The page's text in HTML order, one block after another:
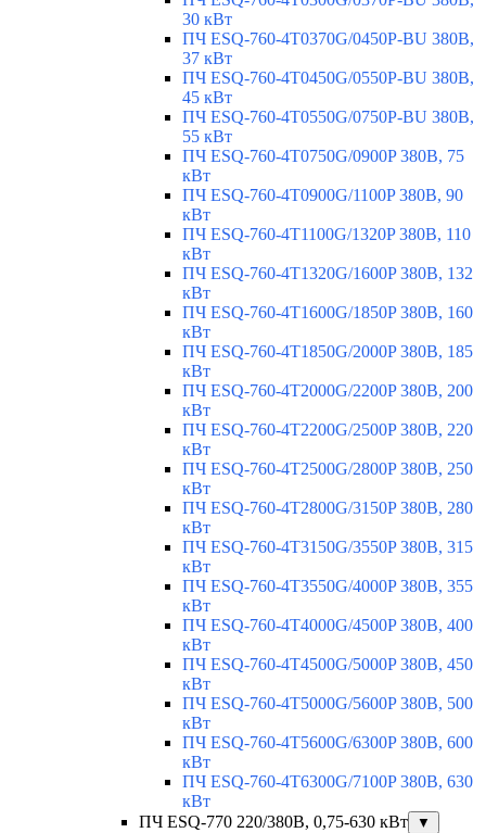
30 кВт
ПЧ ESQ-760-4T0370G/0450P-BU 380В,
37 кВт
ПЧ ESQ-760-4T0450G/0550P-BU 380В,
45 кВт
ПЧ ESQ-760-4T0550G/0750P-BU 380В,
55 кВт
ПЧ ESQ-760-4T0750G/0900P 380В, 75
кВт
ПЧ ESQ-760-4T0900G/1100P 380В, 90
кВт
ПЧ ESQ-760-4T1100G/1320P 380В, 110
кВт
ПЧ ESQ-760-4T1320G/1600P 380В, 132
кВт
ПЧ ESQ-760-4T1600G/1850P 380В, 160
кВт
ПЧ ESQ-760-4T1850G/2000P 380В, 185
кВт
ПЧ ESQ-760-4T2000G/2200P 380В, 200
кВт
ПЧ ESQ-760-4T2200G/2500P 380В, 220
кВт
ПЧ ESQ-760-4T2500G/2800P 380В, 250
кВт
ПЧ ESQ-760-4T2800G/3150P 380В, 280
кВт
ПЧ ESQ-760-4T3150G/3550P 380В, 315
кВт
ПЧ ESQ-760-4T3550G/4000P 380В, 355
кВт
ПЧ ESQ-760-4T4000G/4500P 380В, 400
кВт
ПЧ ESQ-760-4T4500G/5000P 380В, 450
кВт
ПЧ ESQ-760-4T5000G/5600P 380В, 500
кВт
ПЧ ESQ-760-4T5600G/6300P 380В, 600
кВт
ПЧ ESQ-760-4T6300G/7100P 380В, 630
кВт
ПЧ ESQ-770 220/380В, 0,75-630 кВт
▼